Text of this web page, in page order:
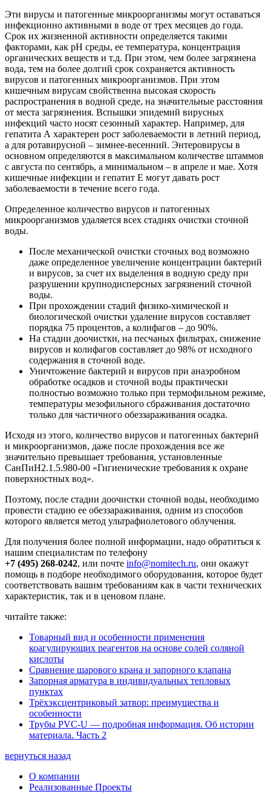
Эти вирусы и патогенные микроорганизмы могут оставаться
инфекционно активными в воде от трех месяцев до года.
Срок их жизненной активности определяется такими
факторами, как рН среды, ее температура, концентрация
органических веществ и т.д. При этом, чем более загрязнена
вода, тем на более долгий срок сохраняется активность
вирусов и патогенных микроорганизмов. При этом
кишечным вирусам свойственна высокая скорость
распространения в водной среде, на значительные расстояния
от места загрязнения. Вспышки эпидемий вирусных
инфекций часто носят сезонный характер. Например, для
гепатита А характерен рост заболеваемости в летний период,
а для ротавирусной – зимнее-весенний. Энтеровирусы в
основном определяются в максимальном количестве штаммов
с августа по сентябрь, а минимальном – в апреле и мае. Хотя
кишечные инфекции и гепатит Е могут давать рост
заболеваемости в течение всего года.
Определенное количество вирусов и патогенных
микроорганизмов удаляется всех стадиях очистки сточной
воды.
После механической очистки сточных вод возможно
даже определенное увеличение концентрации бактерий
и вирусов, за счет их выделения в водную среду при
разрушении крупнодисперсных загрязнений сточной
воды.
При прохождении стадий физико-химической и
биологической очистки удаление вирусов составляет
порядка 75 процентов, а колифагов – до 90%.
На стадии доочистки, на песчаных фильтрах, снижение
вирусов и колифагов составляет до 98% от исходного
содержания в сточной воде.
Уничтожение бактерий и вирусов при анаэробном
обработке осадков и сточной воды практически
полностью возможно только при термофильном режиме,
температуры мезофильного сбраживания достаточно
только для частичного обеззараживания осадка.
Исходя из этого, количество вирусов и патогенных бактерий
и микроорганизмов, даже после прохождения все же
значительно превышает требования, установленные
СанПиН2.1.5.980-00 «Гигиенические требования к охране
поверхностных вод».
Поэтому, после стадии доочистки сточной воды, необходимо
провести стадию ее обеззараживания, одним из способов
которого является метод ультрафиолетового облучения.
Для получения более полной информации, надо обратиться к
нашим специалистам по телефону
+7 (495) 268-0242, или почте info@nomitech.ru, они окажут
помощь в подборе необходимого оборудования, которое будет
соответствовать вашим требованиям как в части технических
характеристик, так и в ценовом плане.
читайте также:
Товарный вид и особенности применения
коагулирующих реагентов на основе солей соляной
кислоты
Сравнение шарового крана и запорного клапана
Запорная арматура в индивидуальных тепловых
пунктах
Трёхэксцентриковый затвор: преимущества и
особенности
Трубы PVC-U — подробная информация. Об истории
материала. Часть 2
вернуться назад
О компании
Реализованные Проекты